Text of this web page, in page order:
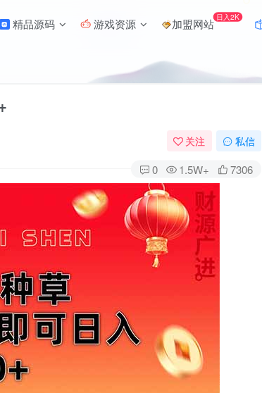
精品源码 游戏资源 加盟网站 日入2K
关注 私信
0 1.5W+ 7306